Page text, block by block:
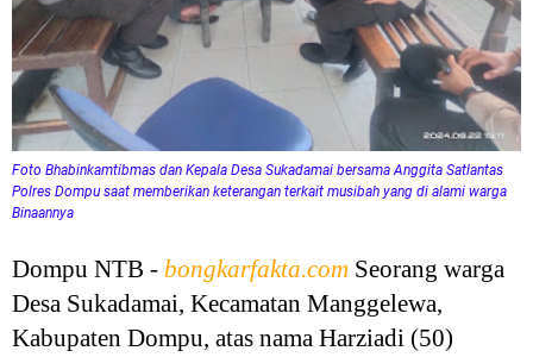
Foto Bhabinkamtibmas dan Kepala Desa Sukadamai bersama Anggita Satlantas
Polres Dompu saat memberikan keterangan terkait musibah yang di alami warga
Binaannya
Dompu NTB - bongkarfakta.com Seorang warga
Desa Sukadamai, Kecamatan Manggelewa,
Kabupaten Dompu, atas nama Harziadi (50)